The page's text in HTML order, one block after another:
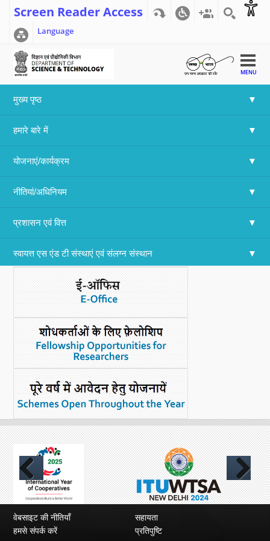
Screen Reader Access
Language
MENU
मुख्य पृष्ठ
हमारे बारे में
योजनाएं/कार्यक्रम
नीतियां/अधिनियम
प्रशासन एवं वित्त
स्वायत्त एस एंड टी संस्थाएं एवं संलग्न संस्थान
नया क्या है
डीएसटी डैशबोर्ड
Home>>
Previous Next
वेबसाइट की नीतियाँ
सहायता
हमसे संपर्क करें
प्रतिपुष्टि